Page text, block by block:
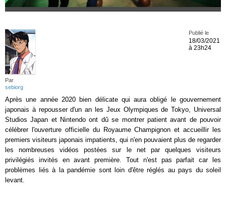
Par
sebiorg
Publié le
18/03/2021
à 23h24
Après une année 2020 bien délicate qui aura obligé le gouvernement
japonais à repousser d'un an les Jeux Olympiques de Tokyo, Universal
Studios Japan et Nintendo ont dû se montrer patient avant de pouvoir
célébrer l'ouverture officielle du Royaume Champignon et accueillir les
premiers visiteurs japonais impatients, qui n'en pouvaient plus de regarder
les nombreuses vidéos postées sur le net par quelques visiteurs
privilégiés invités en avant première. Tout n'est pas parfait car les
problèmes liés à la pandémie sont loin d'être réglés au pays du soleil
levant.